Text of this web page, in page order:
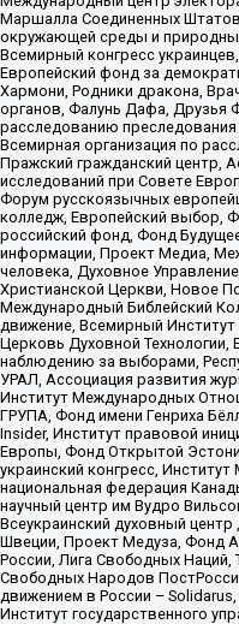
Маршалла Соединенных
окружающей среды и
Всемирный конгресс
Европейский фонд за
Хармони, Родники дракона,
органов, Фалунь Дафа, Друзья
расследованию
Всемирная организация по
Пражский гражданский центр,
исследований при Совете
Форум русскоязычных
колледж, Европейский выбор,
российский фонд, Фонд
информации, Проект Медиа,
человека, Духовное
Христианской Церкви, Новое
Международный Библейский
движение, Всемирный Институт
Церковь Духовной Технологии,
наблюдению за выборами,
УРАЛ, Ассоциация развития
Институт Международных
ГРУПА, Фонд имени Генриха
Insider, Институт правовой
Европы, Фонд Открытой
украинский конгресс,
национальная федерация
научный центр им Вудро
Всеукраинский духовный
Швеции, Проект Медуза, Фонд
России, Лига Свободных Наций,
Свободных Народов
движением в России –
Институт государственного